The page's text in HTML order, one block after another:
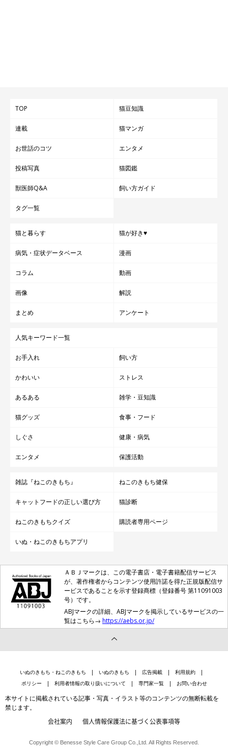
TOP 猫豆知識
連載 猫マンガ
お世話のコツ エンタメ
投稿写真 猫図鑑
獣医師Q&A 飼い方ガイド
タグ一覧
猫と暮らす 猫が好き♥
病気・症状データベース 漫画
コラム 動画
画像 解説
まとめ アンケート
人気キーワード一覧
お手入れ 飼い方
かわいい ストレス
あるある 雑学・豆知識
猫グッズ 食事・フード
しぐさ 健康・病気
エンタメ 保護活動
雑誌『ねこのきもち』 ねこのきもち健保
キャットフードの正しい選び方 猫診断
ねこのきもちクイズ 購読者専用ページ
いぬ・ねこのきもちアプリ
ＡＢＪマークは、この電子書店・電子書籍配信サービス
が、著作権者からコンテンツ使用許諾を得た正規版配信サ
ービスであることを示す登録商標（登録番号 第11091003
号）です。
ABJマークの詳細、ABJマークを掲示しているサービスの一
覧はこちら→ https://aebs.or.jp/
いぬのきもち・ねこのきもち いぬのきもち 広告掲載
利用規約
ポリシー
利用者情報の取り扱いについて 専門家一覧 お問い合わせ
本サイトに掲載されている記事・写真・イラスト等のコンテンツの無断転載を
禁じます。
会社案内 個人情報保護法に基づく公表事項等
Copyright © Benesse Style Care Group Co.,Ltd. All Rights Reserved.